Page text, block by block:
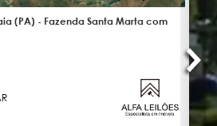
(PA) - Fazenda Santa Marta com